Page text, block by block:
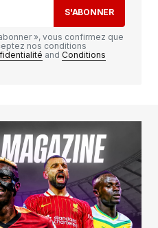
mon e-mail et mon
pour mon prochain
S'ABONNER
», vous confirmez que
nos conditions
and Conditions